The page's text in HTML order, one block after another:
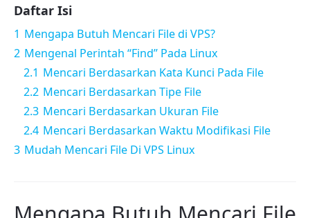
Daftar Isi
1 Mengapa Butuh Mencari File di VPS?
2 Mengenal Perintah “Find” Pada Linux
2.1 Mencari Berdasarkan Kata Kunci Pada File
2.2 Mencari Berdasarkan Tipe File
2.3 Mencari Berdasarkan Ukuran File
2.4 Mencari Berdasarkan Waktu Modifikasi File
3 Mudah Mencari File Di VPS Linux